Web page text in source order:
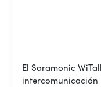
El Saramonic